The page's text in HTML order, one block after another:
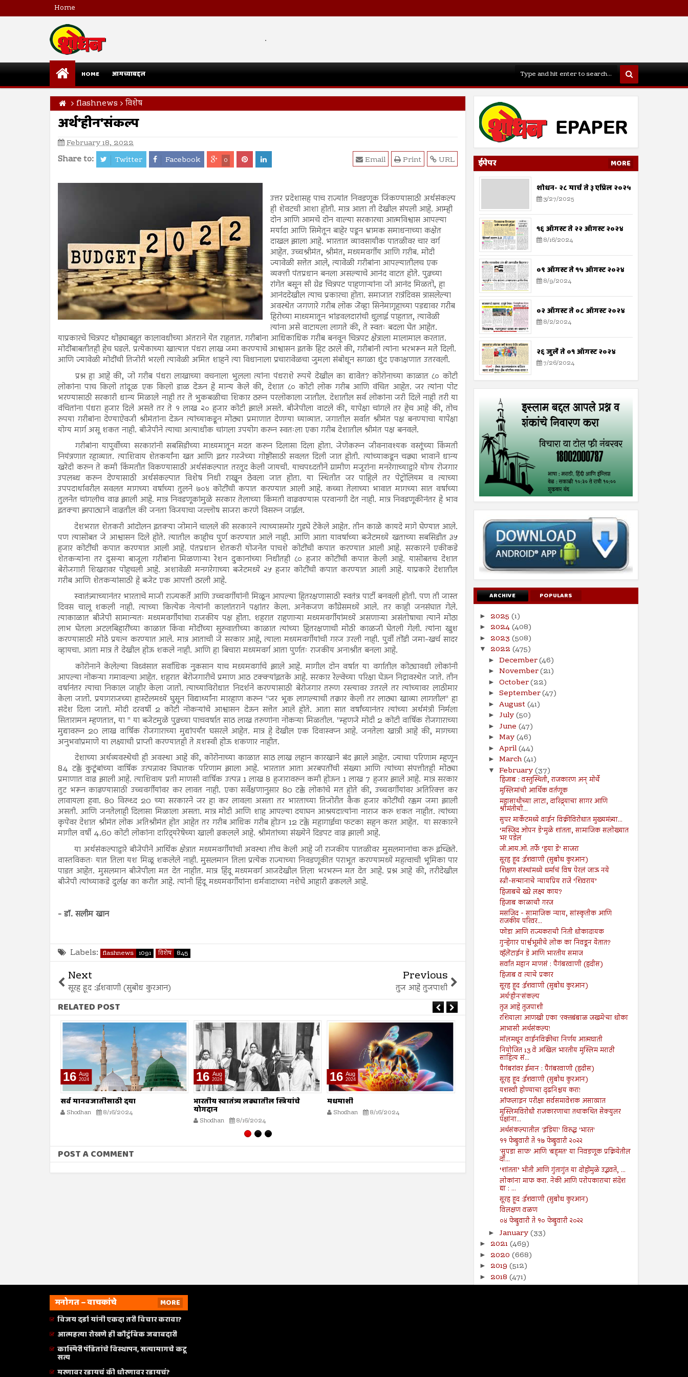
Home
.
HOME आमच्याबद्दल
flashnews विशेष
अर्थ'हीन'संकल्प
February 18, 2022
Share to: Twitter Facebook 0 URL
Print
Email
उत्तर प्रदेशासह पाच राज्यांत निवडणूक जिंकण्यासाठी अर्थसंकल्प
ही शेवटची आशा होती. मात्र आता ती देखील संपली आहे. आम्ही
दोन आणि आमचे दोन वाल्या सरकारचा आत्मविश्वास आपल्या
मर्यादा आणि सिमेतून बाहेर पडून भ्रामक समाधनाच्या कक्षेत
दाखल झाला आहे. भारतात व्यावसायीक पातळीवर चार वर्ग
आहेत. उच्चश्रीमंत, श्रीमंत, मध्यमवर्गीय आणि गरीब. मोदी
ज्यावेळी सत्तेत आले, त्यावेळी गरीबांना आपल्यातीलच एक
व्यक्ती पंतप्रधान बनला असल्याचे आनंद वाटत होते. पुढच्या
रांगेत बसून सी ग्रेड चित्रपट पाहणाऱ्यांना जो आनंद मिळतो, हा
आनंददेखील त्याच प्रकारचा होता. समाजात रात्रंदिवस त्रासलेल्या
अवस्थेत जगणारे गरीब लोक जेंव्हा सिनेमागृहाच्या पडद्यावर गरीब
हिरोच्या माध्यमातून भांडवलदारांची धुलाई पाहतात, त्यावेळी
त्यांना असे वाटायला लागते की, ते स्वतः बदला घेत आहेत.
याप्रकारचे चित्रपट थोड्याबहुत कालावधीच्या अंतराने येत राहतात. गरीबांना आधिकाधिक गरीब बनवून चित्रपट क्षेत्राला मालामाल करतात.
मोदींबाबतीतही हेच घडले. प्रत्येकाच्या खात्यात पंधरा लाख जमा करण्याचे आश्वासन इतके हिट ठरले की, गरीबांनी त्यांना भरभरून मते दिली.
आणि ज्यावेळी मोदींची तिजोरी भरली त्यावेळी अमित शाहने त्या विधानाला प्रचारावेळचा जुमला संबोधून सगळा धुंद एकाक्षणात उतरवली.
प्रश्न हा आहे की, जो गरीब पंधरा लाखाच्या वचनाला भुलला त्यांना पंधराशे रुपये देखील का द्यावेत? कोरोनाच्या काळात ८० कोटी
लोकांना पाच किलो तांदूळ एक किलो डाळ देऊन हे मान्य केले की, देशात ८० कोटी लोक गरीब आणि वंचित आहेत. जर त्यांना पोट
भरण्यासाठी सरकारी धान्य मिळाले नाही तर ते भुकबळीचा शिकार ठरुन परलोकाला जातील. देशातील सर्व लोकांना जरी दिले नाही तरी या
वंचितांना पंधरा हजार दिले असते तर ते १ लाख २० हजार कोटी झाले असते. बीजेपीला वाटले की, यापेक्षा चांगले तर हेच आहे की, तोच
रुपया गरीबांना देण्याऐवजी श्रीमंतांना देऊन त्यांच्याकडून मोठ्या प्रमाणात देणग्या घ्याव्यात. जगातील सर्वात श्रीमंत पक्ष बनण्याचा यापेक्षा
योग्य मार्ग असू शकत नाही. बीजेपीने त्याचा अत्याधीक चांगला उपयोग करुन स्वतःला एका गरीब देशातील श्रीमंत पक्ष बनवले.
गरीबांना यापुर्वीच्या सरकारांनी सबसिडीच्या माध्यमातून मदत करुन दिलासा दिला होता. जेणेकरुन जीवनावश्यक वस्तूंच्या किंमती
नियंत्रणात रहाव्यात. त्याशिवाय शेतकर्यांना खत आणि इतर गरजेच्या गोष्टींसाठी सवलत दिली जात होती. त्यांच्याकडून चढ्या भावाने धान्य
खरेदी करुन ते कमी किंमतीत विकण्यासाठी अर्थसंकल्पात तरतूद केली जायची. याचपध्दतीने ग्रामीण मजूरांना मनरेगाच्याद्वारे योग्य रोजगार
उपलब्ध करुन देण्यासाठी अर्थसंकल्पात विशेष निधी राखून ठेवला जात होता. या स्थितीत जर पाहिले तर पेट्रोलियम व त्याच्या
उपपदार्थावरील सवलत मागच्या वर्षाच्या तुलने ७०४ कोटींची कपात करण्यात आली आहे. कच्चा तेलाच्या भावात मागच्या सात वर्षाच्या
तुलनेत चांगलीच वाढ झाली आहे. मात्र निवडणूकांमुळे सरकार तेलाच्या किंमती वाढवण्यास परवानगी देत नाही. मात्र निवडणूकीनंतर हे भाव
इतक्या झपाट्याने वाढतील की जनता विजयाचा जल्लोष साजरा करणे विसरुन जाईल.
देशभरात शेतकरी आंदोलन इतक्या जोमाने चालले की सरकारने त्याच्यासमोर गुडघे टेकेले आहेत. तीन काळे कायदे मागे घेण्यात आले.
पण त्यासोबत जे आश्वासन दिले होते. त्यातील काहीच पुर्ण करण्यात आले नाही. आणि आता यावर्षाच्या बजेटमध्ये खताच्या सबसिडीत ३५
हजार कोटींची कपात करण्यात आली आहे. पंतप्रधान शेतकरी योजनेत पाचशे कोटींची कपात करण्यात आली आहे. सरकारने एकीकडे
शेतकऱ्यांना तर दुसऱ्या बाजूला गरीबांना मिळणाऱ्या रेशन दुकानांच्या निधीतही ८० हजार कोटींची कपात केली आहे. यासोबतच देशात
बेरोजगारी शिखरावर पोहचली आहे. अशावेळी मनगरेगाच्या बजेटमध्ये २५ हजार कोटींची कपात करण्यात आली आहे. याप्रकारे देशातील
गरीब आणि शेतकऱ्यांसाठी हे बजेट एक आपत्ती ठरली आहे.
स्वातंत्र्याच्यानंतर भारताचे माजी राज्यकर्ते आणि उच्चवर्गीयांनी मिळून आपल्या हितरक्षणासाठी स्वतंत्र पार्टी बनवली होती. पण ती जास्त
दिवस चालू शकली नाही. त्याच्या कित्येक नेत्यांनी कालांतराने पक्षांतर केला. अनेकजण काँग्रेसमध्ये आले. तर काही जनसंघात गेले.
त्याकाळात बीजेपी सामान्यतः मध्यमवर्गीयांचा राजकीय पक्ष होता. शहरात राहणाऱ्या मध्यमवर्गीयांमध्ये असणाऱ्या असंतोषाचा त्याने मोठा
लाभ घेतला अटलबिहारींच्या काळात किंवा मोदींच्या सुरुवातीच्या काळात त्यांच्या हितरक्षणाची मोठी काळजी घेतली गेली. त्यांना खुश
करण्यासाठी मोठे प्रयत्न करण्यात आले. मात्र आताची जे सरकार आहे, त्याला मध्यमवर्गीयांची गरज उरली नाही. पुर्वी तोंडी जमा-खर्च सादर
व्हायचा. आता मात्र ते देखील होऊ शकले नाही. आणि हा बिचारा मध्यमवर्ग आता पुर्णतः राजकीय अनाश्रीत बनला आहे.
कोरोनाने केलेल्या विध्वंसात सर्वाधिक नुकसान याच मध्यमवर्गाचे झाले आहे. मागील दोन वर्षात या वर्गातील कोट्यावधी लोकांनी
आपल्या नोकऱ्या गमावल्या आहेत. शहरात बेरोजगारीचे प्रमाण आठ टक्क्यांइतके आहे. सरकार रेल्वेच्या परिक्षा घेऊन निद्रावस्थेत जाते. तीन
वर्षानंतर त्याचा निकाल जाहीर केला जातो. त्याच्याविरोधात निदर्शने करण्यासाठी बेरोजगार तरुण रस्त्यावर उतरले तर त्यांच्यावर लाठीमार
केला जातो. प्रयागराजच्या हास्टेलमध्ये घुसून विद्यार्थ्यांना मारहाण करुन "जर भूक लागल्याची तक्रार केली तर लाठ्या खाव्या लागतील" हा
संदेश दिला जातो. मोदी दरवर्षी 2 कोटी नोकऱ्यांचे आश्वासन देऊन सत्तेत आले होते. आता सात वर्षांच्यानंतर त्यांच्या अर्थमंत्री निर्मला
सितारामन म्हणतात, या " या बजेटमुळे पुढच्या पाचवर्षात साठ लाख तरुणांना नोकऱ्या मिळतील. "म्हणजे मोदी 2 कोटी वार्षिक रोजगाराच्या
मुद्यावरुन 20 लाख वार्षिक रोजगाराच्या मुद्यांपर्यंत घसरले आहेत. मात्र हे देखील एक दिवास्वप्न आहे. जनतेला खात्री आहे की, मागच्या
अनुभवांप्रमाणे या लक्ष्याची प्राप्ती करण्यातही ते य़शस्वी होऊ शकणार नाहीत.
देशाच्या अर्थव्यवस्थेची ही अवस्था आहे की, कोरोनाच्या काळात साठ लाख लहान कारखाने बंद झाले आहेत. ज्याचा परिणाम म्हणून
84 टक्के कुटूंबांच्या वार्षिक उत्पन्नावर विघातक परिणाम झाला आहे. भारतात आता अरबपतींची संख्या आणि त्यांच्या संपत्तीतही मोठ्या
प्रमाणात वाढ झाली आहे. त्याशिवाय प्रती माणसी वार्षिक उत्पन्न 1 लाख 8 हजारावरुन कमी होऊन 1 लाख 7 हजार झाले आहे. मात्र सरकार
तुट भरून काढण्यासाठी उच्चवर्गीयांवर कर लावत नाही. एका सर्वेक्षणानुसार 80 टक्के लोकांचे मत होते की, उच्चवर्गीयांवर अतिरिक्त कर
लावायला हवा. 80 विरुध्द 20 च्या सरकारने जर हा कर लावला असता तर भारताच्या तिजोरीत कैक हजार कोटींची रक्कम जमा झाली
असती. आणि जनतेलाही दिलासा मिळाला असता. मात्र मोदी आणि शाह आपल्या दयाघन आश्रयदात्यांना नाराज करु शकत नाहीत. त्यांच्या
कृपेवर देशात श्रीमंत लोक अतिश्रीमंत होत आहेत तर गरीब आधिक गरीब होउन 12 टक्के महागाईचा फटका सहन करत आहेत. या सरकारने
मागील वर्षी 4.60 कोटी लोकांना दारिद्र्यरेषेच्या खाली ढकलले आहे. श्रीमंतांच्या संख्येने दिडपट वाढ झाली आहे.
या अर्थसंकल्पाद्वारे बीजेपीने आर्थिक क्षेत्रात मध्यमवर्गीयांची अवस्था तीच केली आहे जी राजकीय पातळीवर मुसलमानांचा करु इच्छिते.
वास्तविकतः यात तिला यश मिळू शकलेले नाही. मुसलमान तिला प्रत्येक राज्याच्या निवडणूकीत पराभूत करण्यामध्ये महत्वाची भूमिका पार
पाडत आहेत. मुसलमान बीजेपीला मत देत नाहीत. मात्र हिंदू मध्यमवर्ग आजदेखील तिला भरभरुन मत देत आहे. प्रश्न आहे की, तरीदेखील
बीजेपी त्यांच्याकडे दुर्लक्ष का करीत आहे. त्यांनी हिंदू मध्यमवर्गीयांना धर्मवादाच्या नशेचे आहारी ढकलले आहे.
- डॉ. सलीम खान
Labels: flashnews 1091 विशेष 845
Next
सूरह हूद :ईशवाणी (सुबोध कुरआन)
Previous
तुज आहे तुजपाशी
RELATED POST
16 Aug
2024
भारतीय स्वातंत्र्य लढ्यातील स्त्रियांचे
योगदान
16 Aug
2024
मधमाशी
Shodhan
16 Aug
2024
शाश्वत जल व्यवस्थापन
Shodhan 8/16/2024
मृत्यूनंतर पुढे काय
8/16/2024
भारतीय लोकशाहीचे भवितव्य
Shodhan
POST A COMMENT
ईपेपर MORE
शोधन- २८ मार्च ते ३ एप्रिल २०२५
3/27/2025
१६ ऑगस्ट ते २२ ऑगस्ट २०२४
8/16/2024
०९ ऑगस्ट ते १५ ऑगस्ट २०२४
8/9/2024
०२ ऑगस्ट ते ०८ ऑगस्ट २०२४
8/2/2024
२६ जुलै ते ०१ ऑगस्ट २०२४
7/26/2024
ARCHIVE POPULARS
► 2025 (1)
► 2024(408)
► 2023 (508)
▼ 2022 (475)
► December(46)
► November(21)
► October(22)
► September(47)
► August(41)
► July(50)
► June (47)
► May(46)
► April(44)
► March(41)
▼ February(37)
हिजाब : वस्तुस्थिती, राजकारण अन् मोर्चे
मुस्लिमांची आर्थिक वर्तणूक
महासाथीच्या लाटा, दारिद्र्याचा सागर आणि
श्रीमंतीची...
सुपर मार्केटमध्ये वाईन विक्रीविरोधात मुख्यमंत्र्या...
‘मस्जिद ओपन डे’मुळे शांतता, सामाजिक सलोख्यात
भर पडेल
जी.आय.ओ. तर्फे ‘हया डे’ साजरा
सूरह हूद :ईशवाणी (सुबोध कुरआन)
शिक्षण संस्थांमध्ये धर्माचं विष पेरलं जाऊ नये
स्त्री-सन्मानाचे न्यायप्रिय राजे ‘शिवराय’
हिजाबचे खऱे लक्ष्य काय?
हिजाब काळाची गरज
मसजिद - सामाजिक न्याय, सांस्कृतीक आणि
राजकीय परिवर...
फोडा आणि राज्यकराची निती धोकादायक
गुन्हेगार पार्श्वभूमीचे लोक का निवडून येतात?
व्हॅलेंटाईन डे आणि भारतीय समाज
सर्वांत महान माणसं : पैगंबरवाणी (हदीस)
हिजाब व त्याचे प्रकार
सूरह हूद :ईशवाणी (सुबोध कुरआन)
अर्थ'हीन'संकल्प
तुज आहे तुजपाशी
रशियाला आणखी एका 'रक्तबंबाळ जखमे'चा धोका
आभासी अर्थसंकल्प!
मॉलमधून वाईनविक्रीचा निर्णय आत्मघाती
नियोजित 13 वे अखिल भारतीय मुस्लिम मराठी
साहित्य सं...
पैगंबरांवर ईमान : पैगंबरवाणी (हदीस)
सूरह हूद :ईशवाणी (सुबोध कुरआन)
यशस्वी होण्याचा दृढनिश्चय करा!
ऑफलाइन परीक्षा सर्वसमावेशक असाव्यात
मुस्लिमविरोधी राजकारणाचा तथाकथित सेक्युलर
पक्षांना...
अर्थसंकल्पातील 'इंडिया' विरुद्ध 'भारत'
११ फेब्रुवारी ते १७ फेब्रुवारी २०२२
'सुपडा साफ' आणि 'बहुमत' या निवडणूक प्रक्रियेतील
दो...
‘शांतता’ भीती आणि गुंतागुंत या दोहोंमुळे उद्भवते, ...
लोकांना माफ करा. नेकी आणि परोपकाराचा संदेश
द्या : ...
सूरह हूद :ईशवाणी (सुबोध कुरआन)
विलक्षण वळण
०४ फेब्रुवारी ते १० फेब्रुवारी २०२२
► January(33)
► 2021(469)
► 2020 (668)
► 2019 (512)
► 2018 (471)
►2017(141)
मनोगत – वाचकांचे
MORE
विजय दर्डा यांनी एकदा तरी विचार करावा?
आत्महत्या रोखणे ही कौटुंबिक जबाबदारी
काश्मिरी पंडितांचे विस्थापन, सत्यामागचे कटू
सत्य
मरणावर रडायचं की धोरणावर रडायचं?